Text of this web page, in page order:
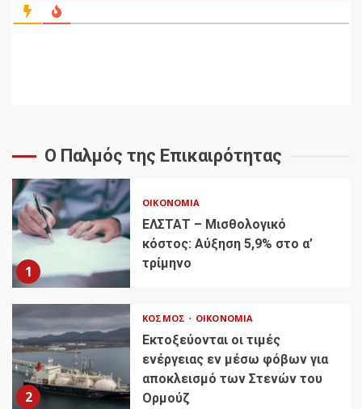
Ο Παλμός της Επικαιρότητας
1
ΟΙΚΟΝΟΜΊΑ
ΕΛΣΤΑΤ – Μισθολογικό
κόστος: Αύξηση 5,9% στο α’
τρίμηνο
2
ΚΌΣΜΟΣ ΟΙΚΟΝΟΜΊΑ
Εκτοξεύονται οι τιμές
ενέργειας εν μέσω φόβων για
αποκλεισμό των Στενών του
Ορμούζ